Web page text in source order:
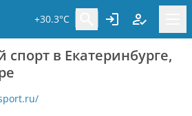
+30.3°C
в Екатеринбурге,